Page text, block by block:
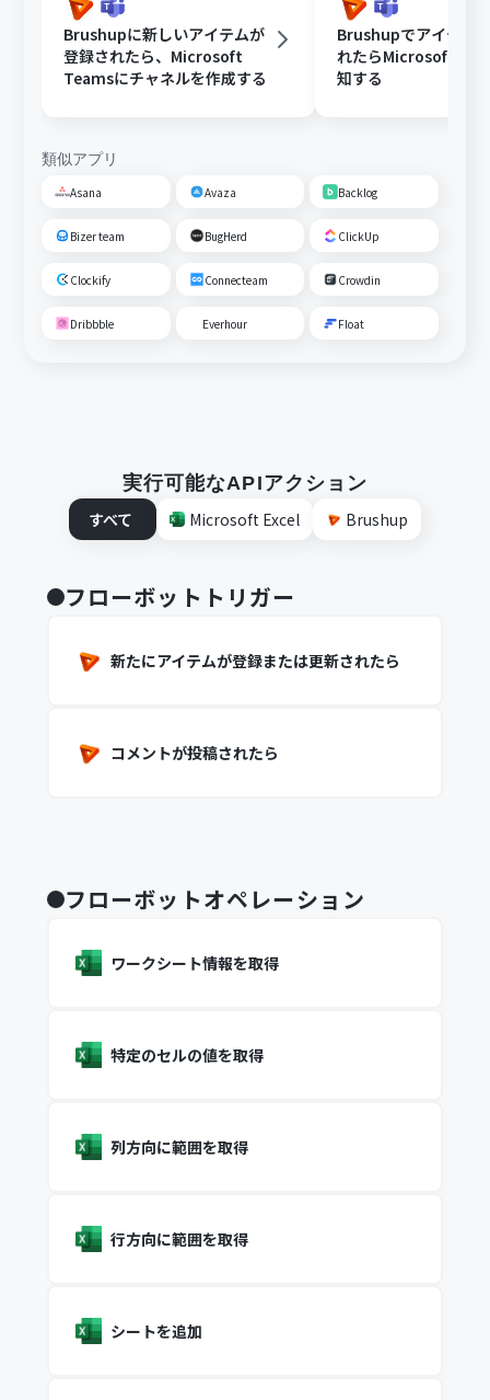
Brushupに新しいアイテムが
登録されたら、Microsoft
Teamsにチャネルを作成する
Brushupでアイテム
れたらMicrosoft
知する
類似アプリ
Asana Avaza Backlog
Bizer team BugHerd ClickUp
Clockify Connecteam Crowdin
Dribbble Everhour Float
実行可能なAPIアクション
すべて
Microsoft Excel Brushup
フローボットトリガー
新たにアイテムが登録または更新されたら
コメントが投稿されたら
フローボットオペレーション
ワークシート情報を取得
特定のセルの値を取得
列方向に範囲を取得
行方向に範囲を取得
シートを追加